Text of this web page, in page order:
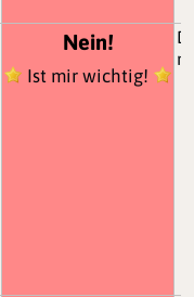
Nein!
Ist mir wichtig!